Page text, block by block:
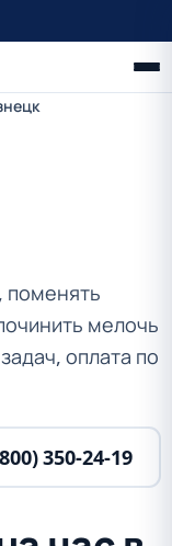
поменять
мелочь
оплата по
350-24-19